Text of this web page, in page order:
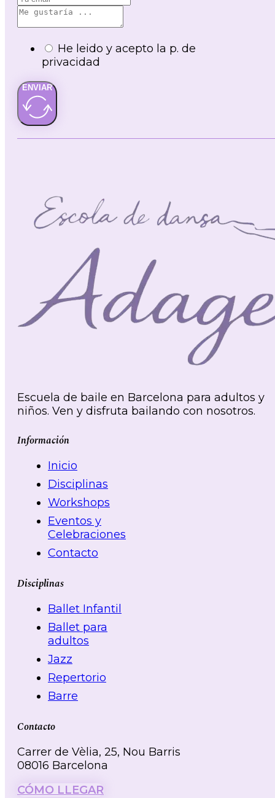
He leido y acepto la p. de
privacidad
ENVIAR
Escuela de baile en Barcelona para adultos y
niños. Ven y disfruta bailando con nosotros.
Información
Inicio
Disciplinas
Workshops
Eventos y
Celebraciones
Contacto
Disciplinas
Ballet Infantil
Ballet para
adultos
Jazz
Repertorio
Barre
Contacto
Carrer de Vèlia, 25, Nou Barris
08016 Barcelona
CÓMO LLEGAR